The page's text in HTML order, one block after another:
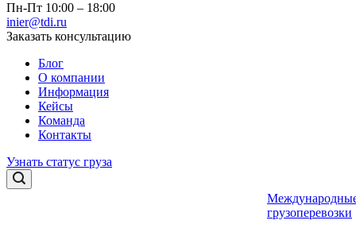
Пн-Пт 10:00 – 18:00
inier@tdi.ru
Заказать консультацию
Блог
О компании
Информация
Кейсы
Команда
Контакты
Узнать статус груза
грузоперевозки